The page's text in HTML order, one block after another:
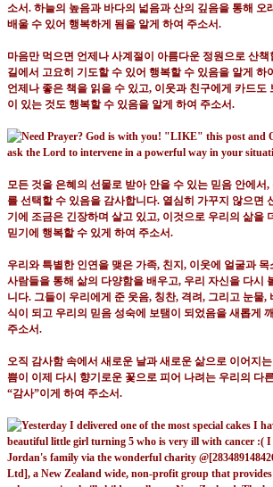
소서. 하늘의 높음과 바다의 넓음과 산의 깊음을 통해 오
배울 수 있어 행복하게 됨을 알게 하여 주소서.
마음만 먹으면 언제나 사계절이 아름다운 정원으로 산책
길에서 고요히 기도할 수 있어 행복할 수 있음을 알게 하
언제나 좋은 책을 읽을 수 있고, 이웃과 친구에게 카드도
이 있는 것도 행복할 수 있음을 알게 하여 주소서.
모든 것을 은혜의 선물로 받아 안을 수 있는 믿음 안에서,
를 선택할 수 있음을 감사합니다. 열심히 가꾸지 않으면
기에 조금은 긴장하며 살고 있고, 이것으로 우리의 삶을
믿기에 행복할 수 있게 하여 주소서.
우리와 특별한 인연을 맺은 가족, 친지 , 이웃에 얼굴과
사람들을 통해 삶의 다양함을 배우고, 우리 자신을 다시
니다. 그들이 우리에게 준 웃음, 칭찬, 격려, 그리고 눈물,
식이 되고 우리의 믿음 성숙에 보탬이 되었음을 새롭게
주소서.
오직 감사함 속에서 새로운 날과 새로운 삶으로 이어지는
쁨이 이제 다시 향기로운 꽃으로 피어 나려는 우리의 다
“감사”이게 하여 주소서.